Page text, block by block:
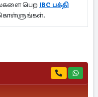
பெற IBC பக்தி